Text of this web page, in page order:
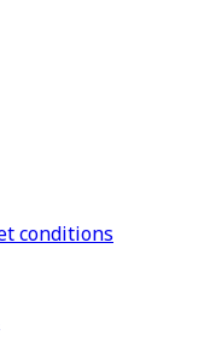
conditions